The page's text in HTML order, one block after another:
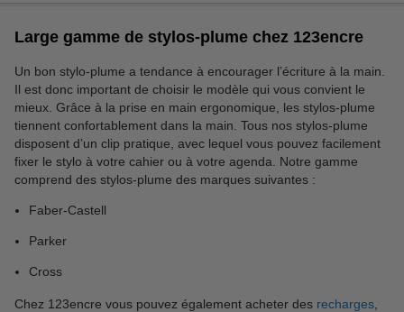
Large gamme de stylos-plume chez 123encre
Un bon stylo-plume a tendance à encourager l’écriture à la main.
Il est donc important de choisir le modèle qui vous convient le
mieux. Grâce à la prise en main ergonomique, les stylos-plume
tiennent confortablement dans la main. Tous nos stylos-plume
disposent d’un clip pratique, avec lequel vous pouvez facilement
fixer le stylo à votre cahier ou à votre agenda. Notre gamme
comprend des stylos-plume des marques suivantes :
Faber-Castell
Parker
Cross
Chez 123encre vous pouvez également acheter des recharges